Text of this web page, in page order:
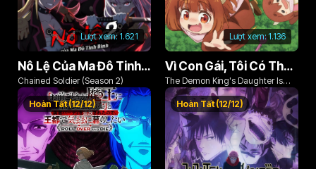
Lượt xem: 1.621
Nô Lệ Của Ma Đô Tinh Binh (Phần 2)
Chained Soldier (Season 2)
Lượt xem: 1.136
Vì Con Gái, Tôi Có Thể Đánh Bại Cả Ma Vương
The Demon King's Daughter Is
Too Kind!!
Hoàn Tất (12/12) Hoàn Tất (12/12)